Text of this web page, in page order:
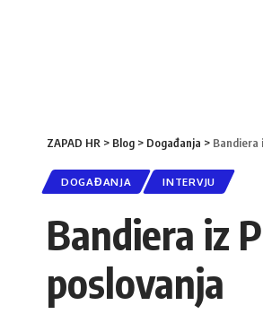
ZAPAD HR > Blog > Događanja > Bandiera
DOGAĐANJA INTERVJU
Bandiera iz
poslovanja